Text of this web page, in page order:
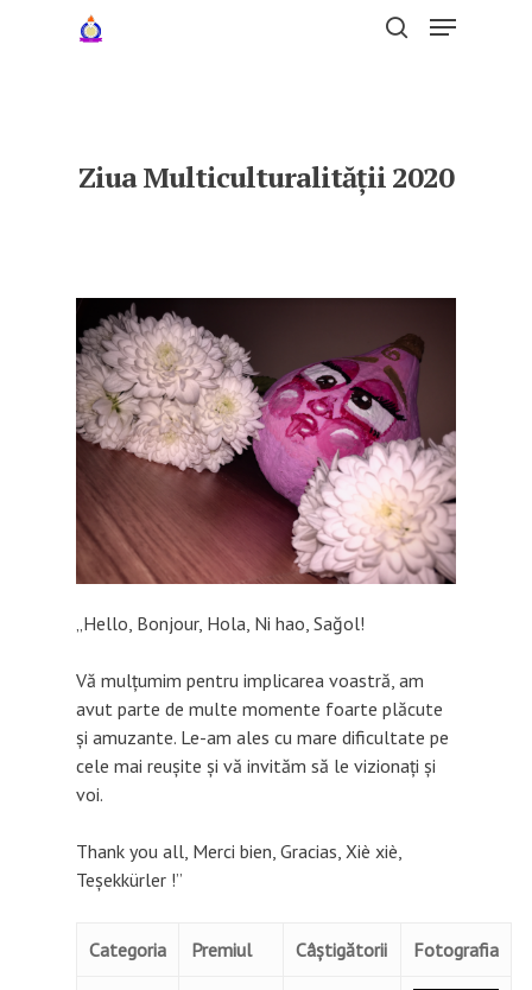
Ziua Multiculturalității 2020
„Hello, Bonjour, Hola, Ni hao, Sağol!
Vă mulţumim pentru implicarea voastră, am
avut parte de multe momente foarte plăcute
şi amuzante. Le-am ales cu mare dificultate pe
cele mai reuşite şi vă invităm să le vizionaţi şi
voi.
Thank you all, Merci bien, Gracias, Xiè xiè,
Teşekkürler !”
Categoria Premiul Câștigătorii Fotografia